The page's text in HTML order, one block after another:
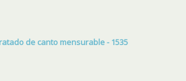
de canto mensurable - 1535